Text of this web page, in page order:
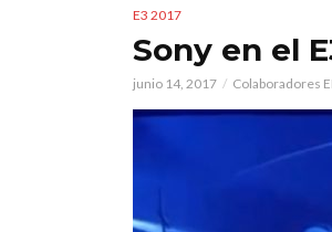
E3 2017
Sony en el
junio 14, 2017 Colaboradores